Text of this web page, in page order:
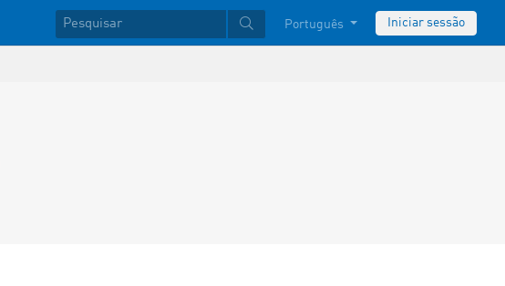
Português Iniciar sessão